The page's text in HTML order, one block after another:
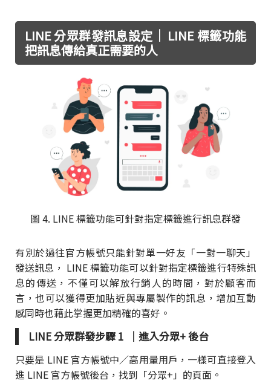
LINE 分眾群發訊息設定｜ LINE 標籤功能
把訊息傳給真正需要的人
圖 4. LINE 標籤功能可針對指定標籤進行訊息群發
有別於過往官方帳號只能針對單一好友「一對一聊天」
發送訊息， LINE 標籤功能可以針對指定標籤進行特殊訊
息的傳送，不僅可以解放行銷人的時間，對於顧客而
言，也可以獲得更加貼近與專屬製作的訊息，增加互動
感同時也藉此掌握更加精確的喜好。
LINE 分眾群發步驟 1 ｜進入分眾+ 後台
只要是 LINE 官方帳號中／高用量用戶，一樣可直接登入
進 LINE 官方帳號後台，找到「分眾+」的頁面。